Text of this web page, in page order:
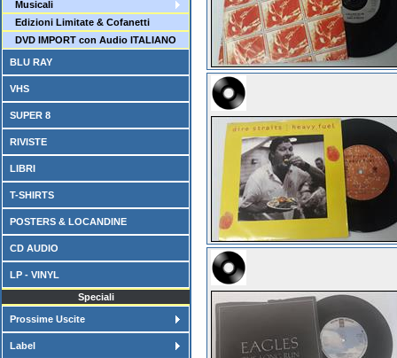
Musicali
Edizioni Limitate & Cofanetti
DVD IMPORT con Audio ITALIANO
BLU RAY
VHS
SUPER 8
RIVISTE
LIBRI
T-SHIRTS
POSTERS & LOCANDINE
CD AUDIO
LP - VINYL
Speciali
Prossime Uscite
Label